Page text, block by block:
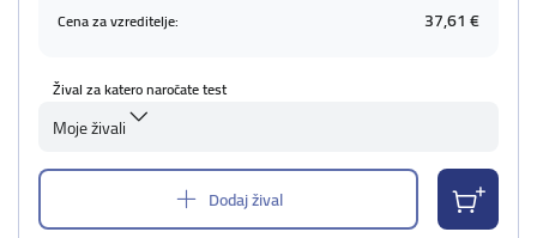
Cena za vzreditelje: 37,61 €
Žival za katero naročate test
Moje živali
Dodaj žival